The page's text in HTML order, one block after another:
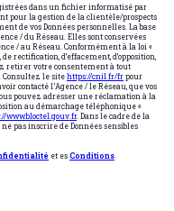
dans un fichier informatisé par
pour la gestion de la clientèle/prospects
de vos Données personnelles. La base
/ du Réseau. Elles sont conservées
/ au Réseau. Conformément à la loi «
rectification, d’effacement, d’opposition,
retirer votre consentement à tout
Consultez le sitehttps://cnil.fr/frpour
contacté l'Agence / le Réseau, que vos
pouvez adresser une réclamation à la
au démarchage téléphonique «
www.bloctel.gouv.fr. Dans le cadre de la
pas inscrire de Données sensibles
et esConditions